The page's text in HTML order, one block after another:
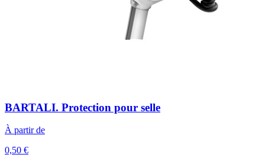
BARTALI. Protection pour selle
À partir de
0,50 €